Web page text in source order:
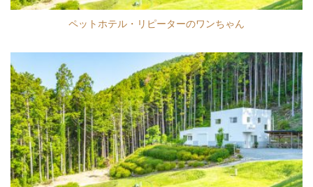
ペットホテル・リピーターのワンちゃん